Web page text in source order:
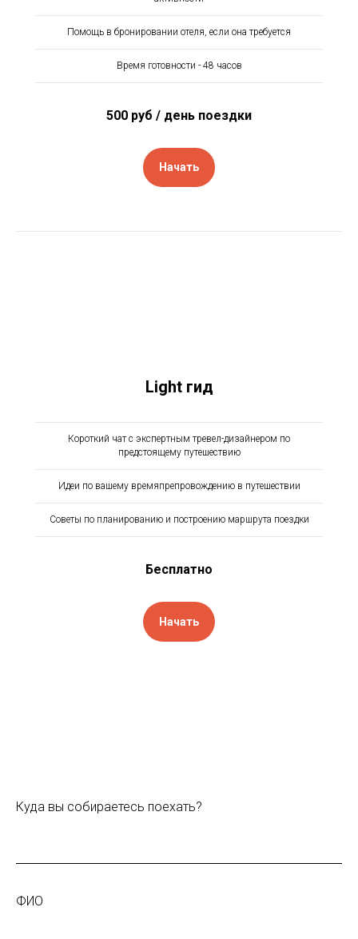
Помощь в бронировании отеля, если она требуется
Время готовности - 48 часов
500 руб / день поездки
Начать
Light гид
Короткий чат с экспертным тревел-дизайнером по
предстоящему путешествию
Идеи по вашему времяпрепровождению в путешествии
Советы по планированию и построению маршрута поездки
Бесплатно
Начать
Куда вы собираетесь поехать?
ФИО